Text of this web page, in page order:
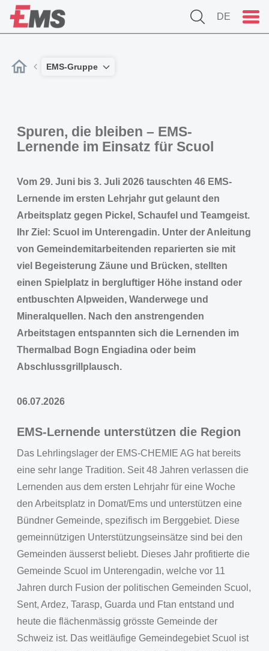
DE
EMS-Gruppe
Spuren, die bleiben – EMS-
Lernende im Einsatz für Scuol
Vom 29. Juni bis 3. Juli 2026 tauschten 46 EMS-
Lernende im ersten Lehrjahr gut gelaunt den
Arbeitsplatz gegen Pickel, Schaufel und Teamgeist.
Ihr Ziel: Scuol im Unterengadin. Unter der Anleitung
von Gemeindemitarbeitenden reparierten sie mit
viel Begeisterung Zäune und Brücken, stellten
einen Spielplatz in bergluftiger Höhe instand oder
entbuschten Alpweiden, Wanderwege und
Mineralquellen. Nach den anstrengenden
Arbeitstagen entspannten sich die Lernenden im
Thermalbad Bogn Engiadina oder beim
Abschlussgrillplausch.
06.07.2026
EMS-Lernende unterstützen die Region
Das Lehrlingslager der EMS-CHEMIE AG hat bereits
eine sehr lange Tradition. Seit 48 Jahren verlassen die
Lernenden aus dem ersten Lehrjahr für eine Woche
den Arbeitsplatz in Domat/Ems und unterstützen eine
Bündner Gemeinde, spezifisch im Berggebiet. Diese
gemeinnützigen Unterstützungseinsätze sind bei den
Gemeinden äusserst beliebt. Dieses Jahr profitierte die
Gemeinde Scuol im Unterengadin, welche vor 11
Jahren durch Fusion der politischen Gemeinden Scuol,
Sent, Ardez, Tarasp, Guarda und Ftan entstand und
heute die flächenmässig grösste Gemeinde der
Schweiz ist. Das weitläufige Gemeindegebiet Scuol ist